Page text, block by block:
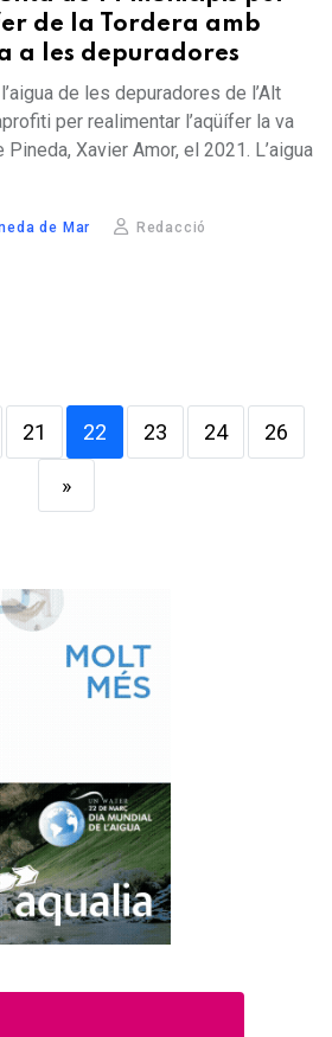
de la Tordera amb
a les depuradores
de les depuradores de l’Alt
per realimentar l’aqüífer la va
Xavier Amor, el 2021. L’aigua
de Mar Redacció
21 22 23 24 26
»